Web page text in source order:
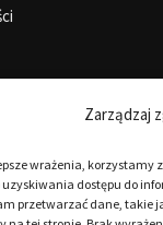
Zarządzaj
wrażenia, korzystamy
dostępu do
przetwarzać dane, takie